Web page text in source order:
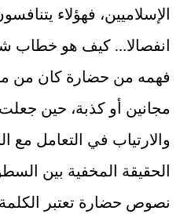
الإسلاميين، فهؤلاء
انفصالا… كيف هو
فهمه من حضارة كان من
مجانين أو كذبة، حين
والارتياب في التعامل مع
الحقيقة المخفية بين
نصوص حضارة تعتبر الكلمة